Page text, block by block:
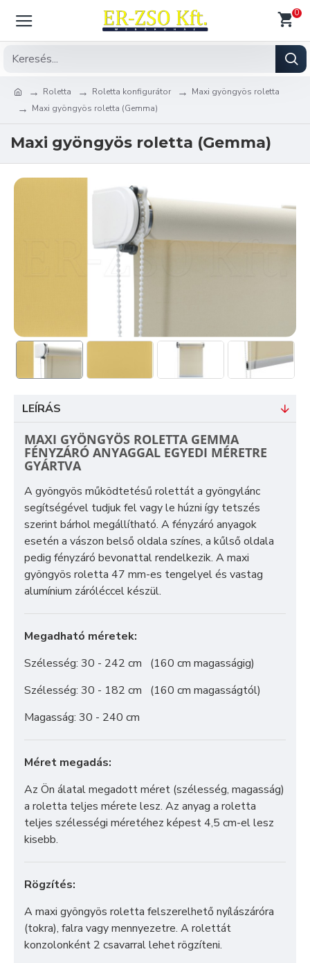
0
Roletta Roletta konfigurátor
Maxi gyöngyös roletta
Maxi gyöngyös roletta (Gemma)
Maxi gyöngyös roletta (Gemma)
LEÍRÁS
MAXI GYÖNGYÖS ROLETTA GEMMA
FÉNYZÁRÓ ANYAGGAL EGYEDI MÉRETRE
GYÁRTVA
A gyöngyös működtetésű rolettát a gyöngylánc
segítségével tudjuk fel vagy le húzni így tetszés
szerint bárhol megállítható. A fényzáró anyagok
esetén a vászon belső oldala színes, a kűlső oldala
pedig fényzáró bevonattal rendelkezik. A maxi
gyöngyös roletta 47 mm-es tengelyel és vastag
alumínium záróléccel készül.
Megadható méretek:
Szélesség: 30 - 242 cm (160 cm magasságig)
Szélesség: 30 - 182 cm (160 cm magasságtól)
Magasság: 30 - 240 cm
Méret megadás:
Az Ön álatal megadott méret (szélesség, magasság)
a roletta teljes mérete lesz. Az anyag a roletta
teljes szélességi méretéhez képest 4,5 cm-el lesz
kisebb.
Rögzítés:
A maxi gyöngyös roletta felszerelhető nyílászáróra
(tokra), falra vagy mennyezetre. A rolettát
konzolonként 2 csavarral lehet rögzíteni.